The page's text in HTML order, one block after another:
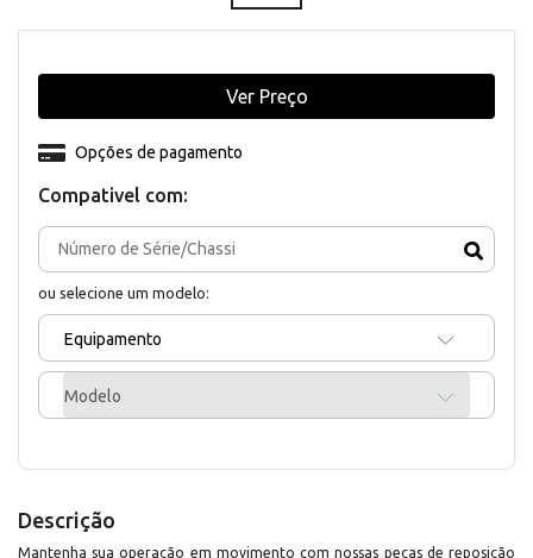
Compativel com:
ou selecione um modelo:
Equipamento
Modelo
Opções de pagamento
Ver Preço
Descrição
Mantenha sua operação em movimento com nossas peças de reposição